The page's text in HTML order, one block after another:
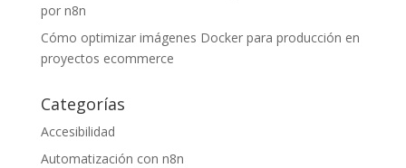
por n8n
Cómo optimizar imágenes Docker para producción en
proyectos ecommerce
Categorías
Accesibilidad
Automatización con n8n